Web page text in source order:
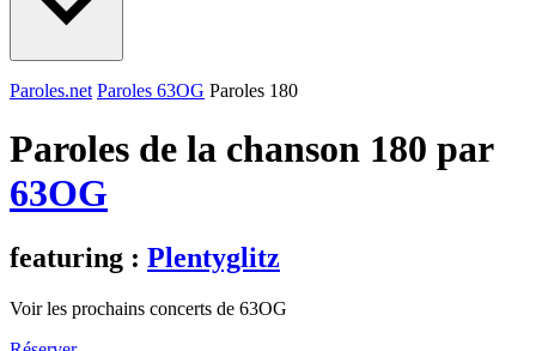
Paroles.net Paroles 63OG Paroles 180
Paroles de la chanson 180 par
63OG
featuring : Plentyglitz
Voir les prochains concerts de 63OG